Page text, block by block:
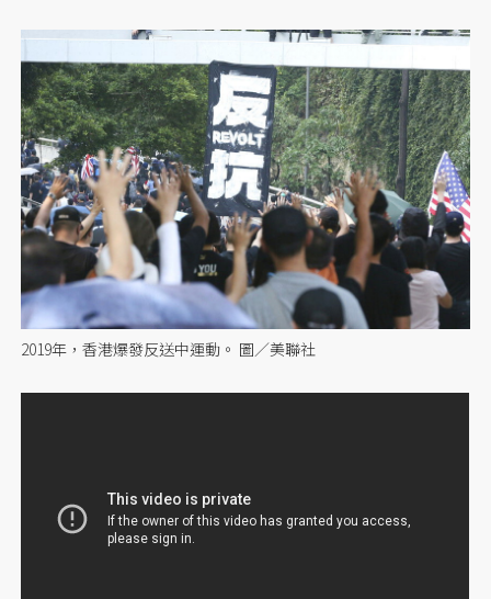
2019年，香港爆發反送中運動。 圖／美聯社